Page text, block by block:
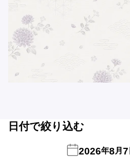
日付で絞り込む
2026年8 月 7